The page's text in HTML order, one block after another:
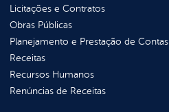
Licitações e Contratos
Obras Públicas
Planejamento e Prestação de Contas
Receitas
Recursos Humanos
Renúncias de Receitas